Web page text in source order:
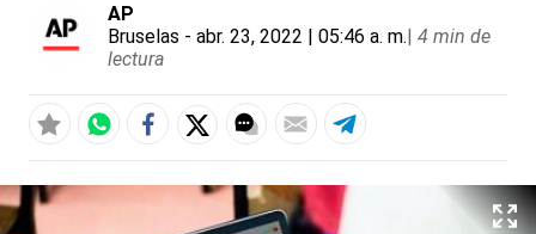
AP
Bruselas - abr. 23, 2022 | 05:46 a. m.| 4 min de
lectura